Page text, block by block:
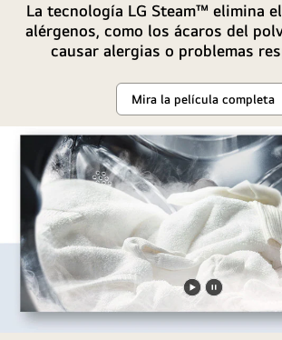
La tecnología LG Steam™ elimina
alérgenos, como los ácaros del
causar alergias o problemas
Mira la película completa
Reproducir
video
Pausar
video